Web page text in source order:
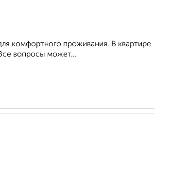
комфортного проживания. В квартире
вопросы может...